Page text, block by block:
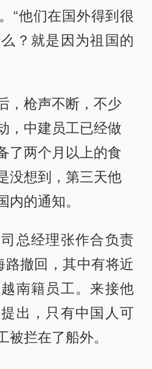
“他们在国外得到很
？就是因为祖国的
，枪声不断，不少
，中建员工已经做
了两个月以上的食
没想到，第三天他
内的通知。
总经理张作合负责
撤回，其中有将近
南籍员工。来接他
出，只有中国人可
被拦在了船外。